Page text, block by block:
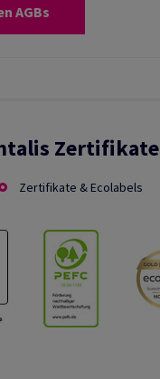
AGBs
Zertifikate
Zertifikate & Ecolabels